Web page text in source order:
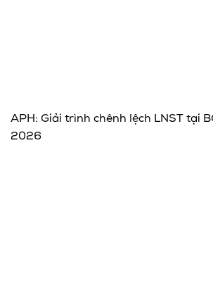
APH: Giải trình chênh lệch LNST tại
2026